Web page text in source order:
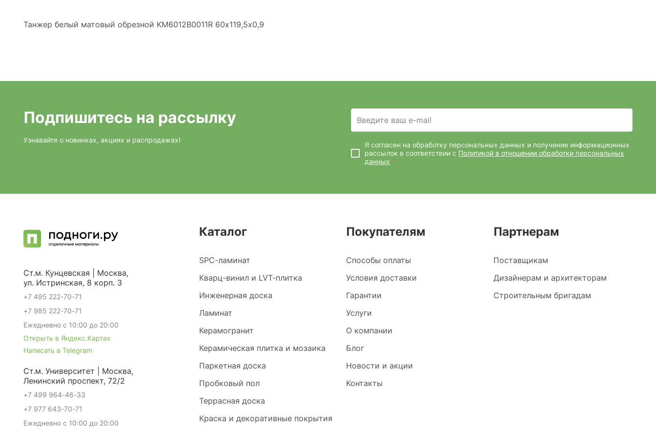
Танжер белый матовый обрезной KM6012B0011R 60x119,5x0,9
Подпишитесь на рассылку
Узнавайте о новинках, акциях и распродажах!
Введите ваш e-mail
Я согласен на обработку персональных данных и получение информационных
рассылок в соответствии с Политикой в отношении обработки персональных
данных *
Каталог
SPC-ламинат
Кварц-винил и LVT-плитка
Инженерная доска
Ламинат
Керамогранит
Керамическая плитка и мозаика
Паркетная доска
Пробковый пол
Террасная доска
Краска и декоративные покрытия
Покупателям
Способы оплаты
Условия доставки
Гарантии
Услуги
О компании
Блог
Новости и акции
Контакты
Партнерам
Поставщикам
Дизайнерам и архитекторам
Строительным бригадам
Ст.м. Кунцевская | Москва,
ул. Истринская, 8 корп. 3
+7 495 222-70-71
+7 985 222-70-71
Ежедневно с 10:00 до 20:00
Открыть в Яндекс.Картах
Написать в Telegram
Ст.м. Университет | Москва,
Ленинский проспект, 72/2
+7 499 964-46-33
+7 977 643-70-71
Ежедневно с 10:00 до 20:00